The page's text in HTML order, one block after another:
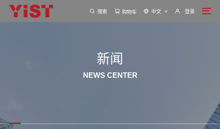
搜索 购物车 中文 登录
新闻
NEWS CENTER